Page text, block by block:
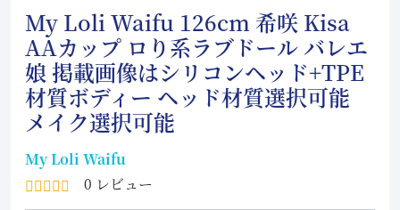
My Loli Waifu 126cm 希咲 Kisa
AAカップ ロり系ラブドール バレエ
娘 掲載画像はシリコンヘッド+TPE
材質ボディー ヘッド材質選択可能
メイク選択可能
My Loli Waifu
0 レビュー